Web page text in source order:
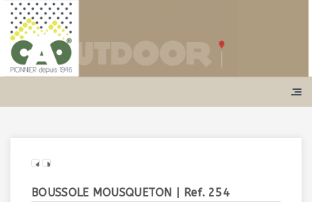
BOUSSOLE MOUSQUETON | Ref. 254